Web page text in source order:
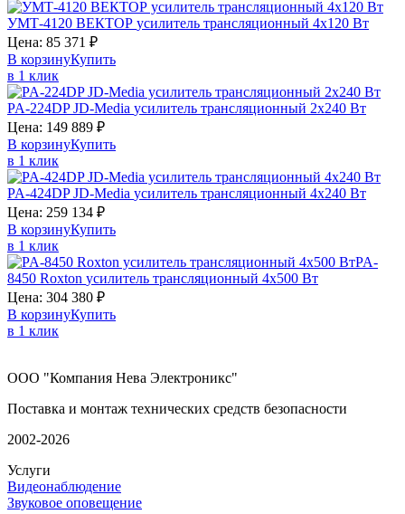
УМТ-4120 ВЕКТОР усилитель трансляционный 4х120 Вт
Цена: 85 371 ₽
В корзинуКупить
в 1 клик
PA-224DPJD-Media усилитель трансляционный 2х240 Вт
Цена: 149 889 ₽
В корзинуКупить
в 1 клик
PA-424DPJD-Media усилитель трансляционный 4х240 Вт
Цена: 259 134 ₽
В корзинуКупить
в 1 клик
PA-
8450 Roxton усилитель трансляционный 4х500 Вт
Цена: 304 380 ₽
В корзинуКупить
в 1 клик
ООО "Компания Нева Электроникс"
Поставка и монтаж технических средств безопасности
2002-2026
Услуги
Видеонаблюдение
Звуковое оповещение